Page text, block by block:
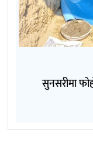
सुनसरीमा